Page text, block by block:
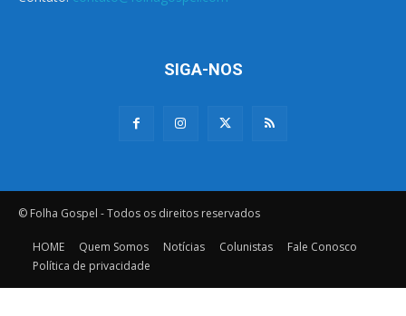
SIGA-NOS
© Folha Gospel - Todos os direitos reservados
HOME Quem Somos Notícias Colunistas
Fale Conosco
Política de privacidade